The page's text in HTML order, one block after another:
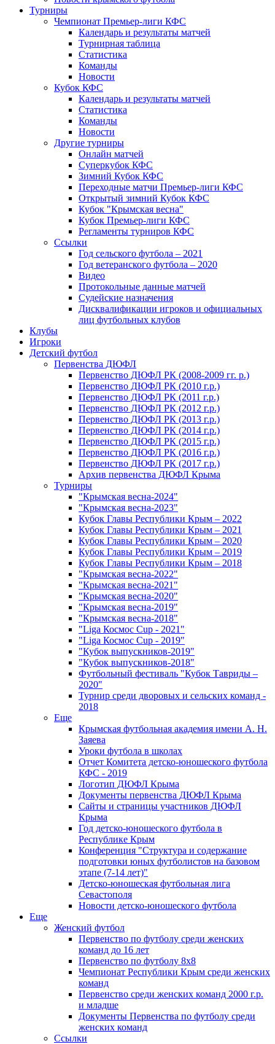
Турниры
Чемпионат Премьер-лиги КФС
Календарь и результаты матчей
Турнирная таблица
Статистика
Команды
Новости
Кубок КФС
Календарь и результаты матчей
Статистика
Команды
Новости
Другие турниры
Онлайн матчей
Суперкубок КФС
Зимний Кубок КФС
Переходные матчи Премьер-лиги КФС
Открытый зимний Кубок КФС
Кубок "Крымская весна"
Кубок Премьер-лиги КФС
Регламенты турниров КФС
Ссылки
Год сельского футбола – 2021
Год ветеранского футбола – 2020
Видео
Протокольные данные матчей
Судейские назначения
Дисквалификации игроков и официальных
лиц футбольных клубов
Клубы
Игроки
Детский футбол
Первенства ДЮФЛ
Первенство ДЮФЛ РК (2008-2009 гг. р.)
Первенство ДЮФЛ РК (2010 г.р.)
Первенство ДЮФЛ РК (2011 г.р.)
Первенство ДЮФЛ РК (2012 г.р.)
Первенство ДЮФЛ РК (2013 г.р.)
Первенство ДЮФЛ РК (2014 г.р.)
Первенство ДЮФЛ РК (2015 г.р.)
Первенство ДЮФЛ РК (2016 г.р.)
Первенство ДЮФЛ РК (2017 г.р.)
Архив первенства ДЮФЛ Крыма
Турниры
"Крымская весна-2024"
"Крымская весна-2023"
Кубок Главы Республики Крым – 2022
Кубок Главы Республики Крым – 2021
Кубок Главы Республики Крым – 2020
Кубок Главы Республики Крым – 2019
Кубок Главы Республики Крым – 2018
"Крымская весна-2022"
"Крымская весна-2021"
"Крымская весна-2020"
"Крымская весна-2019"
"Крымская весна-2018"
"Liga Космос Cup - 2021"
"Liga Космос Cup - 2019"
"Кубок выпускников-2019"
"Кубок выпускников-2018"
Футбольный фестиваль "Кубок Тавриды –
2020"
Турнир среди дворовых и сельских команд -
2018
Еще
Крымская футбольная академия имени А. Н.
Заяева
Уроки футбола в школах
Отчет Комитета детско-юношеского футбола
КФС - 2019
Логотип ДЮФЛ Крыма
Документы первенства ДЮФЛ Крыма
Сайты и страницы участников ДЮФЛ
Крыма
Год детско-юношеского футбола в
Республике Крым
Конференция "Структура и содержание
подготовки юных футболистов на базовом
этапе (7-14 лет)"
Детско-юношеская футбольная лига
Севастополя
Новости детско-юношеского футбола
Еще
Женский футбол
Первенство по футболу среди женских
команд до 16 лет
Первенство по футболу 8х8
Чемпионат Республики Крым среди женских
команд
Первенство среди женских команд 2000 г.р.
и младше
Документы Первенства по футболу среди
женских команд
Ссылки